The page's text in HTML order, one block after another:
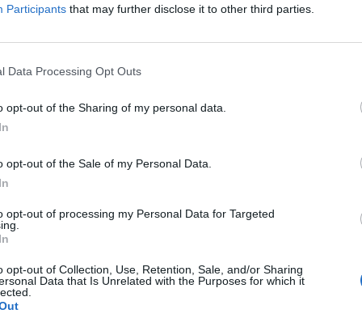
Participants that may further disclose it to other third parties.
Data Processing Opt Outs
opt-out of the Sharing of my personal data.
opt-out of the Sale of my Personal Data.
opt-out of processing my Personal Data for Targeted
opt-out of Collection, Use, Retention, Sale, and/or Sharing
Data that Is Unrelated with the Purposes for which it
hónapra őrizetbe vette Timur Ivanov helyettes védelmi
Bűntető Törvénykönyvének 6. szakasz 290. paragrafusa
portfolio.hu hírarchívumához tartozik, melynek olvasása
tartalmazza:
cikkarchívum